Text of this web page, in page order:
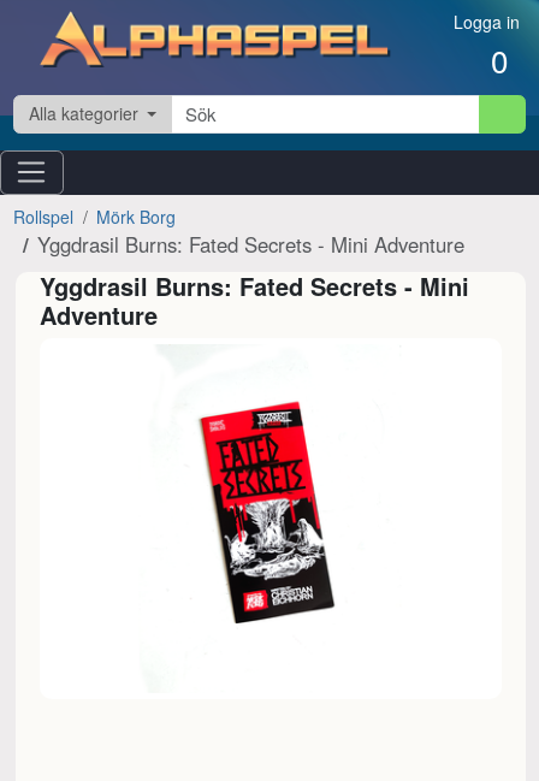
Hoppa till innehåll Logga in
0
Alla kategorier
Rollspel Mörk Borg
Yggdrasil Burns: Fated Secrets - Mini Adventure
Yggdrasil Burns: Fated Secrets - Mini
Adventure